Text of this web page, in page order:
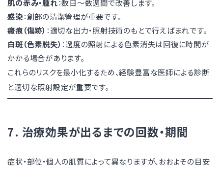
肌の赤み・腫れ：数日〜数週間で改善します。
感染：創部の清潔管理が重要です。
瘢痕（傷跡） ：適切な出力・照射技術のもとで行えばまれです。
白斑（色素脱失） ：過度の照射による色素消失は回復に時間が
かかる場合があります。
これらのリスクを最小化するため、経験豊富な医師による診断
と適切な照射設定が重要です。
7. 治療効果が出るまでの回数・期間
症状・部位・個人の肌質によって異なりますが、おおよその目安